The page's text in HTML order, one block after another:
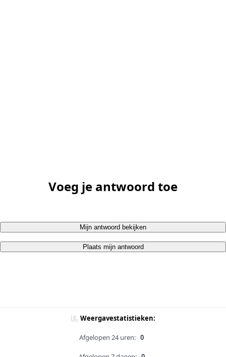
Voeg je antwoord toe
Mijn antwoord bekijken
Plaats mijn antwoord
Weergavestatistieken:
Afgelopen 24 uren: 0